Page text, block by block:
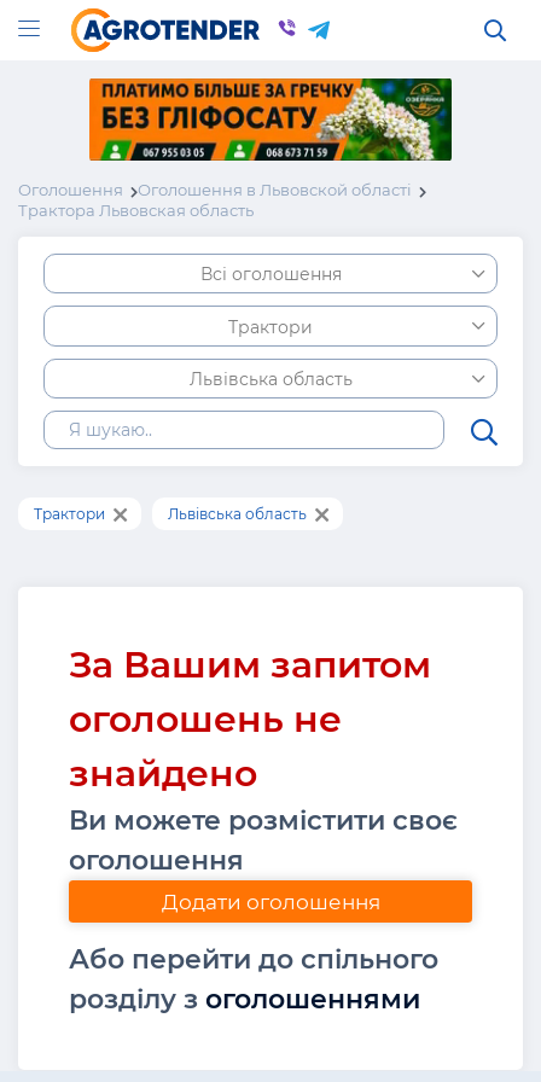
Оголошення
Оголошення в Львовской області
Трактора Львовская область
Всі оголошення
Трактори
Львівська область
Трактори Львівська область
За Вашим запитом
оголошень не
знайдено
Ви можете розмістити своє
оголошення
Додати оголошення
Або перейти до спільного
розділу з оголошеннями